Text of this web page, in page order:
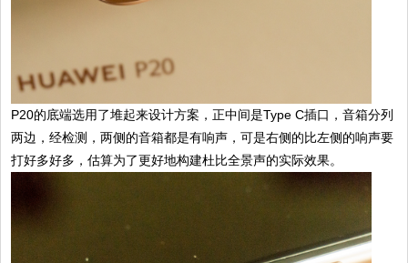
P20的底端选用了堆起来设计方案，正中间是Type C插口，音箱分列
两边，经检测，两侧的音箱都是有响声，可是右侧的比左侧的响声要
打好多好多，估算为了更好地构建杜比全景声的实际效果。